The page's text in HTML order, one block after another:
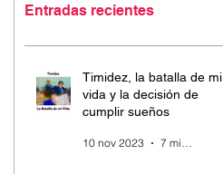
Entradas recientes
Timidez, la batalla de mi
vida y la decisión de
cumplir sueños
10 nov 2023 7 min de lectura